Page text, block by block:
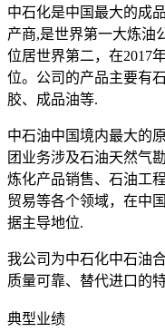
中石化是中国最大的成
产商,是世界第一大炼油
位居世界第二，在2017
位。公司的产品主要有
胶、成品油等.
中石油中国境内最大的
团业务涉及石油天然气
炼化产品销售、石油工
贸易等各个领域，在中
据主导地位.
我公司为中石化中石油
质量可靠、替代进口的
典型业绩